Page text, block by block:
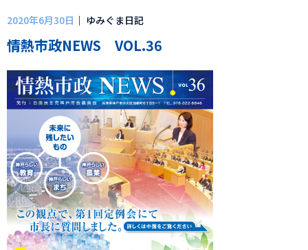
2020年6月30日 ｜ ゆみぐま日記
情熱市政NEWS VOL.36